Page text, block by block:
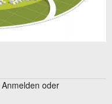
Anmelden oder